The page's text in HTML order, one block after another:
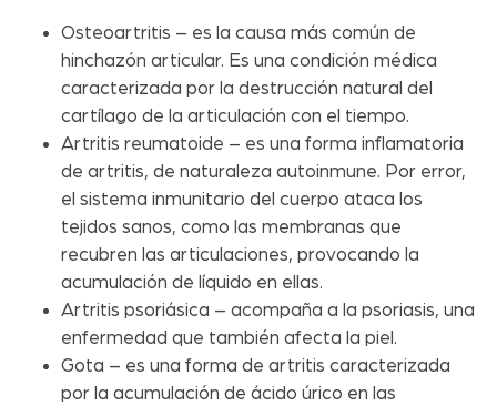
Osteoartritis – es la causa más común de
hinchazón articular. Es una condición médica
caracterizada por la destrucción natural del
cartílago de la articulación con el tiempo.
Artritis reumatoide – es una forma inflamatoria
de artritis, de naturaleza autoinmune. Por error,
el sistema inmunitario del cuerpo ataca los
tejidos sanos, como las membranas que
recubren las articulaciones, provocando la
acumulación de líquido en ellas.
Artritis psoriásica – acompaña a la psoriasis, una
enfermedad que también afecta la piel.
Gota – es una forma de artritis caracterizada
por la acumulación de ácido úrico en las